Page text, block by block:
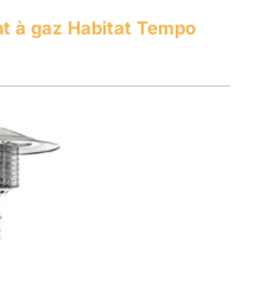
à gaz Habitat Tempo